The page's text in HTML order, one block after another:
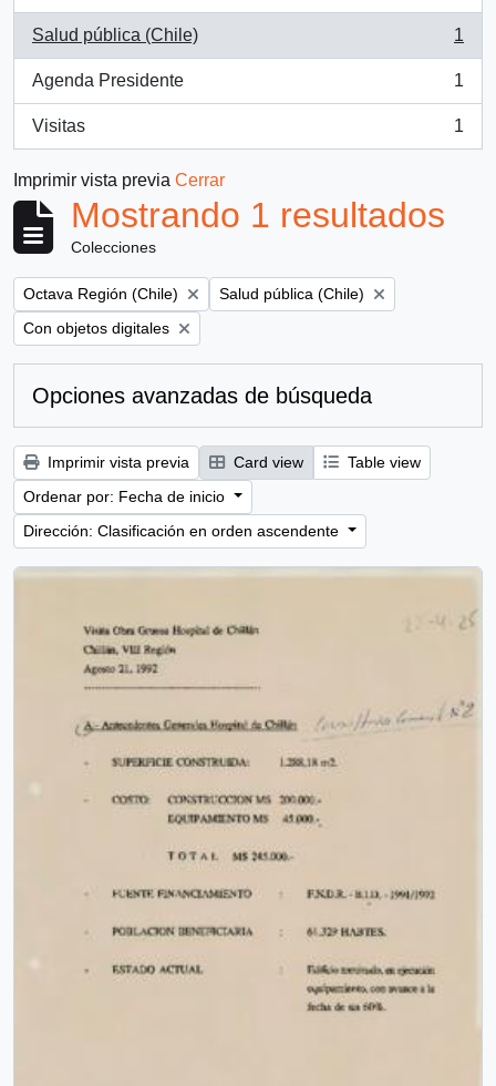
Salud pública (Chile)
, 1 resultados
1
Agenda Presidente
, 1 resultados
1
Visitas
, 1 resultados
1
Imprimir vista previa Cerrar
Mostrando 1 resultados
Colecciones
Remove filter:
Octava Región (Chile) Remove filter:
Salud pública (Chile)
Remove filter:
Con objetos digitales
Opciones avanzadas de búsqueda
Imprimir vista previa Card view
Table view
Ordenar por: Fecha de inicio
Dirección: Clasificación en orden ascendente